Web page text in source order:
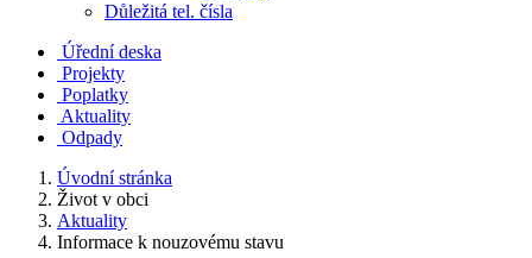
Důležitá tel. čísla
Úřední deska
Projekty
Poplatky
Aktuality
Odpady
Úvodní stránka
Život v obci
Aktuality
Informace k nouzovému stavu